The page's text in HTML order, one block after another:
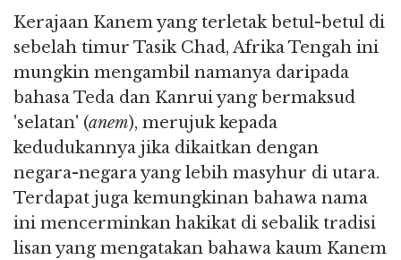
Kerajaan Kanem yang terletak betul-betul di
sebelah timur Tasik Chad, Afrika Tengah ini
mungkin mengambil namanya daripada
bahasa Teda dan Kanrui yang bermaksud
'selatan' (anem), merujuk kepada
kedudukannya jika dikaitkan dengan
negara-negara yang lebih masyhur di utara.
Terdapat juga kemungkinan bahawa nama
ini mencerminkan hakikat di sebalik tradisi
lisan yang mengatakan bahawa kaum Kanem